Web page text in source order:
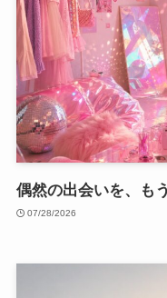
偶然の出会いを、も
07/28/2026